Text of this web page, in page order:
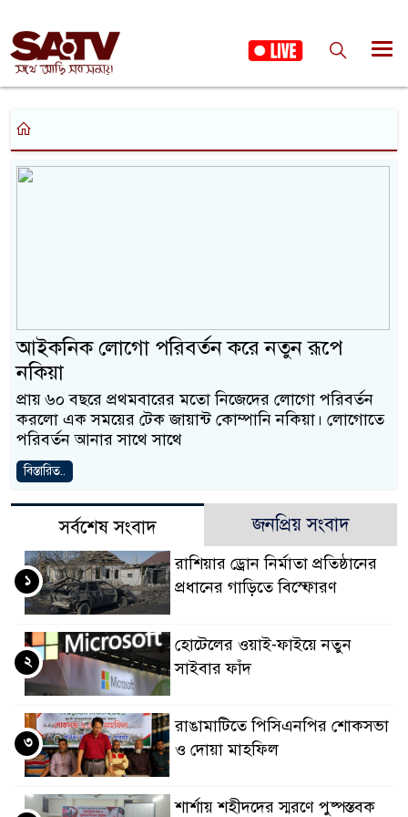
আইকনিক লোগো পরিবর্তন করে নতুন রূপে
নকিয়া
প্রায় ৬০ বছরে প্রথমবারের মতো নিজেদের লোগো পরিবর্তন
করলো এক সময়ের টেক জায়ান্ট কোম্পানি নকিয়া। লোগোতে
পরিবর্তন আনার সাথে সাথে
বিস্তারিত..
সর্বশেষ সংবাদ জনপ্রিয় সংবাদ
রাশিয়ার ড্রোন নির্মাতা প্রতিষ্ঠানের
প্রধানের গাড়িতে বিস্ফোরণ
১
হোটেলের ওয়াই-ফাইয়ে নতুন
সাইবার ফাঁদ
২
রাঙামাটিতে পিসিএনপির শোকসভা
ও দোয়া মাহফিল
৩
শার্শায় শহীদদের স্মরণে পুষ্পস্তবক